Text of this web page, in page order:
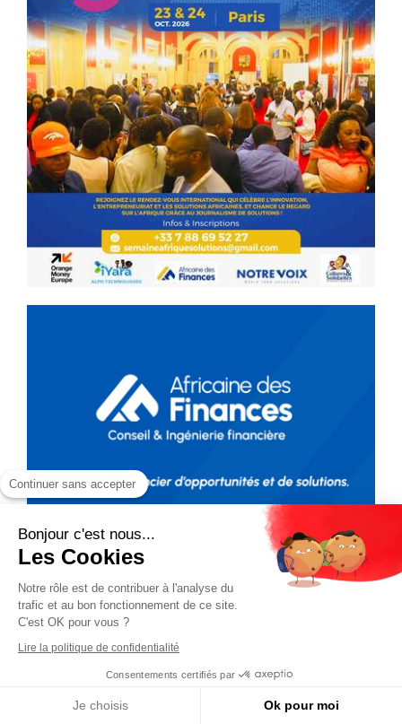
Continuer sans accepter
Bonjour c'est nous...
Les Cookies
Notre rôle est de contribuer à l'analyse du
trafic et au bon fonctionnement de ce site.
C'est OK pour vous ?
Lire la politique de confidentialité
Consentements certifiés par
Je choisis Ok pour moi